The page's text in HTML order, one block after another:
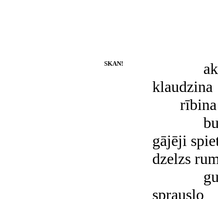
SKAN!
klaudzina
rībina
gājēji
dzelzs
sprauslo